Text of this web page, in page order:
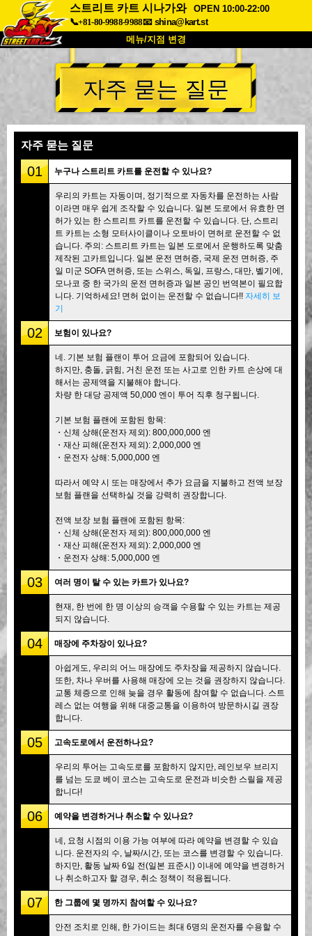
스트리트 카트 시나가와
OPEN 10:00-22:00
📞+81-80-9988-9988📧 shina@kart.st
메뉴/지점 변경
최상단
소개 사양 가격
회사 정보
도쿄 시나가와 #1 도쿄 아키하바라#1
도쿄 아키하바라#2 도쿄 시부야
도쿄 시부야 애넥스 도쿄 베이
도쿄 아사쿠사 오사카
오키나와
자주 묻는 질문
자주 묻는 질문
01 누구나 스트리트 카트를 운전할 수 있나요?
우리의 카트는 자동이며, 정기적으로 자동차를 운전하는 사람
이라면 매우 쉽게 조작할 수 있습니다. 일본 도로에서 유효한 면
허가 있는 한 스트리트 카트를 운전할 수 있습니다. 단, 스트리
트 카트는 소형 모터사이클이나 오토바이 면허로 운전할 수 없
습니다. 주의: 스트리트 카트는 일본 도로에서 운행하도록 맞춤
제작된 고카트입니다. 일본 운전 면허증, 국제 운전 면허증, 주
일 미군 SOFA 면허증, 또는 스위스, 독일, 프랑스, 대만, 벨기에,
모나코 중 한 국가의 운전 면허증과 일본 공인 번역본이 필요합
니다. 기억하세요! 면허 없이는 운전할 수 없습니다!! 자세히 보
기
02 보험이 있나요?
네. 기본 보험 플랜이 투어 요금에 포함되어 있습니다.
하지만, 충돌, 긁힘, 거친 운전 또는 사고로 인한 카트 손상에 대
해서는 공제액을 지불해야 합니다.
차량 한 대당 공제액 50,000 엔이 투어 직후 청구됩니다.
기본 보험 플랜에 포함된 항목:
・신체 상해(운전자 제외): 800,000,000 엔
・재산 피해(운전자 제외): 2,000,000 엔
・운전자 상해: 5,000,000 엔
따라서 예약 시 또는 매장에서 추가 요금을 지불하고 전액 보장
보험 플랜을 선택하실 것을 강력히 권장합니다.
전액 보장 보험 플랜에 포함된 항목:
・신체 상해(운전자 제외): 800,000,000 엔
・재산 피해(운전자 제외): 2,000,000 엔
・운전자 상해: 5,000,000 엔
03 여러 명이 탈 수 있는 카트가 있나요?
현재, 한 번에 한 명 이상의 승객을 수용할 수 있는 카트는 제공
되지 않습니다.
04 매장에 주차장이 있나요?
아쉽게도, 우리의 어느 매장에도 주차장을 제공하지 않습니다.
또한, 차나 우버를 사용해 매장에 오는 것을 권장하지 않습니다.
교통 체증으로 인해 늦을 경우 활동에 참여할 수 없습니다. 스트
레스 없는 여행을 위해 대중교통을 이용하여 방문하시길 권장
합니다.
05 고속도로에서 운전하나요?
우리의 투어는 고속도로를 포함하지 않지만, 레인보우 브리지
를 넘는 도쿄 베이 코스는 고속도로 운전과 비슷한 스릴을 제공
합니다!
06 예약을 변경하거나 취소할 수 있나요?
네, 요청 시점의 이용 가능 여부에 따라 예약을 변경할 수 있습
니다. 운전자의 수, 날짜/시간, 또는 코스를 변경할 수 있습니다.
하지만, 활동 날짜 6일 전(일본 표준시) 이내에 예약을 변경하거
나 취소하고자 할 경우, 취소 정책이 적용됩니다.
07 한 그룹에 몇 명까지 참여할 수 있나요?
안전 조치로 인해, 한 가이드는 최대 6명의 운전자를 수용할 수